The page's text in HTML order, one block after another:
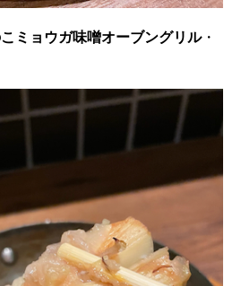
ミョウガ味噌オーブングリル・